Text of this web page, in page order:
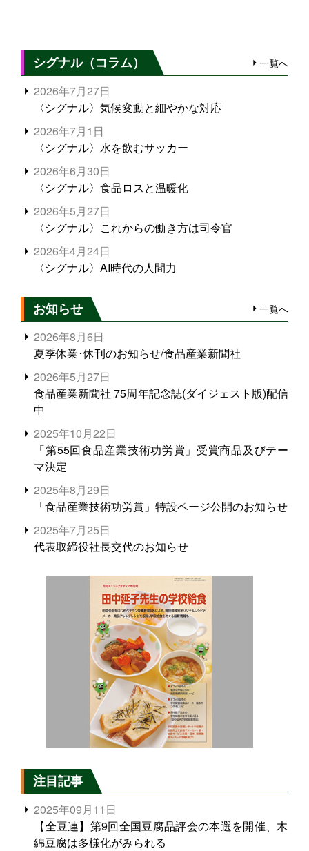
シグナル（コラム） 一覧へ
2026年7月27日
〈シグナル〉気候変動と細やかな対応
2026年7月1日
〈シグナル〉水を飲むサッカー
2026年6月30日
〈シグナル〉食品ロスと温暖化
2026年5月27日
〈シグナル〉これからの働き方は司令官
2026年4月24日
〈シグナル〉AI時代の人間力
お知らせ 一覧へ
2026年8月6日
夏季休業･休刊のお知らせ/食品産業新聞社
2026年5月27日
食品産業新聞社 75周年記念誌(ダイジェスト版)配信
中
2025年10月22日
「第55回食品産業技術功労賞」受賞商品及びテー
マ決定
2025年8月29日
「食品産業技術功労賞」特設ページ公開のお知らせ
2025年7月25日
代表取締役社長交代のお知らせ
注目記事
2025年09月11日
【全豆連】第9回全国豆腐品評会の本選を開催、木
綿豆腐は多様化がみられる